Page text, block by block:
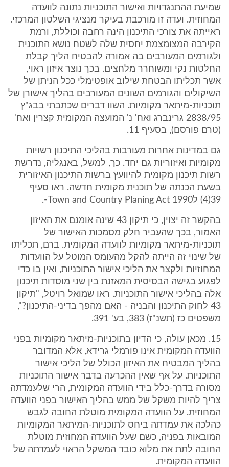
שמיעת ההתנגדויות ואישור התוכניות נתונה לוועדה
המחוזית. ועדה זו מורכבת בעיקר מנציגי השלטון המרכזי.
ראייתה את צורכי התיכנון הינה רחבה וכוללת, ורמת
הקירבה המצומצמת יחסית שלה לשטח נושא התוכנית
ולגורמים המעורבים בה אמורה להבטיח הליך קבלת
החלטות נקי ומשוחרר מלחצים. בכך נוצר איזון ראוי,
אשר תכליתו הבטחת שילוב אופטימלי ככל הניתן של
השיקולים והגורמים השונים המעורבים בהליך אישורן של
תוכניות-מיתאר מקומיות. השוו דברים שכתבתי בבג"ץ
2838/95 גרינברג ואח' נ' המועצה המקומית קצרין ואח'
(טרם פורסם), בסעיף 11.
גם במדינות אחרות מעורבות בהליכי התיכנון רשויות
מקומיות ואיזוריות גם יחד. כך, למשל, באנגליה, נדרשת
רשות תיכנון מקומית להיוועץ ברשות התיכנון האיזורית
בשעת הכנתה של תוכנית מקומית חדשה. ראו סעיף
39(4) לTown and Country Planing Act 1990-.
בהקשר זה יצוין, כי תיקון 43 שינה אומנם את האיזון
האמור, בכך שהעביר חלק מסמכות האישור של
תוכניות-מיתאר מקומיות לוועדה המקומית. ברם, תכליתו
של שינוי זה הייתה להקל מהעומס המוטל על הוועדות
המחוזיות ולקצר את הליכי אישור התוכניות, ואין בו כדי
לפגוע בגישה הבסיסית המאזנת בין שני מוסדות תיכנון
אלה בהליכי אישור התוכניות. ראו שמואל רויטל, "תיקון
43 לחוק התיכנון והבניה - האם מהפך בדיני-התיכנון?",
משפטים כז (תשנ"ז) 383, בע' 391.
15. מכאן עולה, כי הדיון בתוכניות-מיתאר מקומיות בפני
הוועדה המקומית אינו פורמלי גרידא, אלא המדובר
בהליך המבטיח את האיזון הכולל של הליכי אישור
התוכניות. על אף שאין ההכרעה בדבר אישור התוכניות
מסורה בדרך-כלל בידי הוועדה המקומית, הרי שלעמדתה
צריך להיות משקל של ממש בהליך האישור בפני הוועדה
המחוזית. על הוועדה המקומית מוטלת החובה לגבש
כהלכה את עמדתה ביחס לתוכניות-המיתאר המקומיות
המובאות בפניה, כשם שעל הוועדה המחוזית מוטלת
החובה לתת את מלוא כובד המשקל הראוי לעמדתה של
הוועדה המקומית.